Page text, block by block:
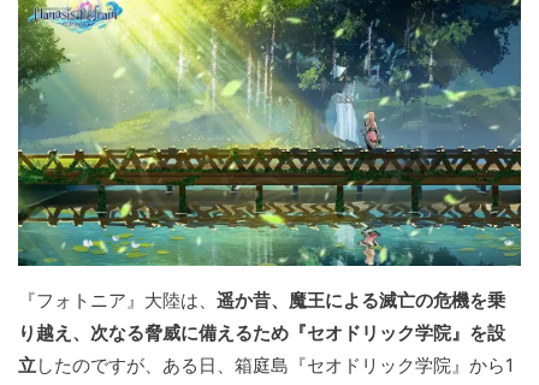
『フォトニア』大陸は、 遥か昔、魔王による滅亡の危機を乗
り越え、次なる脅威に備えるため『セオドリック学院』を設
立したのですが、ある日、箱庭島『セオドリック学院』から1